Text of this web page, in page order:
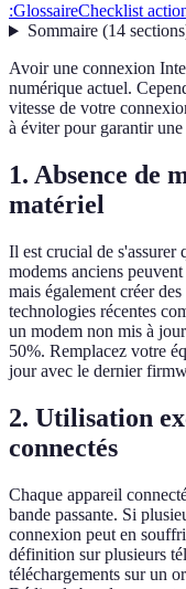
:GlossaireChecklist
Sommaire(14 sections
Avoir une connexion
numérique actuel.
vitesse de votre
à éviter pour garantir
1. Absence de
matériel
Il est crucial de s'assurer
modems anciens
mais également créer
technologies récentes
un modem non mis à
50%. Remplacez votre
jour avec le dernier
2. Utilisation
connectés
Chaque appareil
bande passante. Si
connexion peut en
définition sur plusieurs
téléchargements sur un